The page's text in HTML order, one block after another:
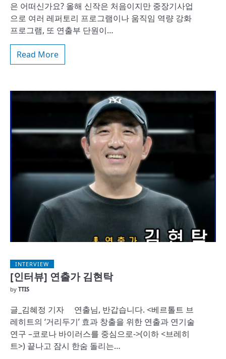
은 어떠신가요? 올해 신작은 처음이지만 중장기사업
으로 여러 레퍼토리 프로그램이나 움직임 역량 강화
프로그램, 또 연출부 단원이…
Read More
INTERVIEW
[인터뷰] 연출가 김현탁
by TTIS
글_김혜정 기자 연출님, 반갑습니다. <베르톨트 브
레히트의 ‘거리두기’ 효과 창출을 위한 연출과 연기술
연구 –코로나 바이러스를 중심으로->(이하 <브레히
트>) 끝나고 잠시 한숨 돌리는…